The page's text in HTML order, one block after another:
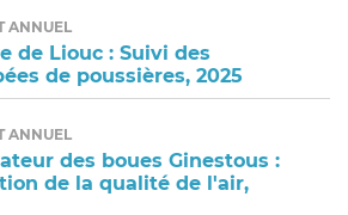
ANNUEL
de Liouc : Suivi des
de poussières, 2025
ANNUEL
des boues Ginestous :
de la qualité de l'air,